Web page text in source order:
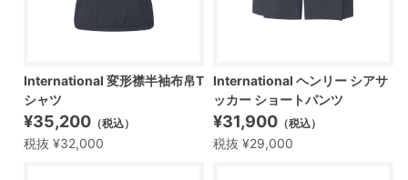
International 変形襟半袖布帛T
シャツ
¥35,200 （税込）
税抜 ¥32,000
International ヘンリー シアサ
ッカー ショートパンツ
¥31,900 （税込）
税抜 ¥29,000